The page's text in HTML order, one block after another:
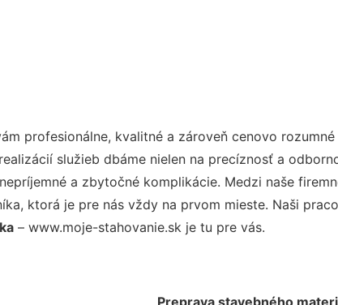
profesionálne, kvalitné a zároveň cenovo
služieb dbáme nielen na precíznosť a
a zbytočné komplikácie. Medzi naše
ktorá je pre nás vždy na prvom mieste. Naši
– www.moje-stahovanie.sk je tu pre vás.
Preprava stavebného